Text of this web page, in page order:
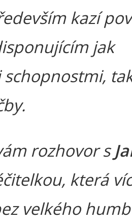
kazí
jak
rozhovor s
která
velkého